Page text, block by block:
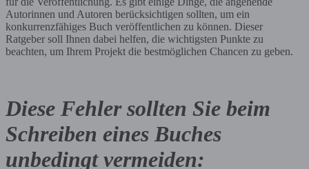
Autorinnen und Autoren berücksichtigen sollten, um ein
konkurrenzfähiges Buch veröffentlichen zu können. Dieser
Ratgeber soll Ihnen dabei helfen, die wichtigsten Punkte zu
beachten, um Ihrem Projekt die bestmöglichen Chancen zu geben.
Diese Fehler sollten Sie beim
Schreiben eines Buches
unbedingt vermeiden: